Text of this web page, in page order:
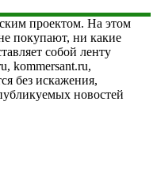
проектом. На этом
покупают, ни какие
собой ленту
kommersant.ru,
без искажения,
новостей